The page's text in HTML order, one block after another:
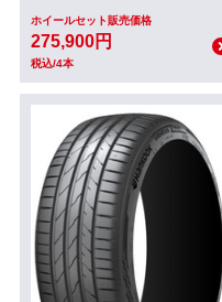
ホイールセット販売価格
275,900円
税込/4本